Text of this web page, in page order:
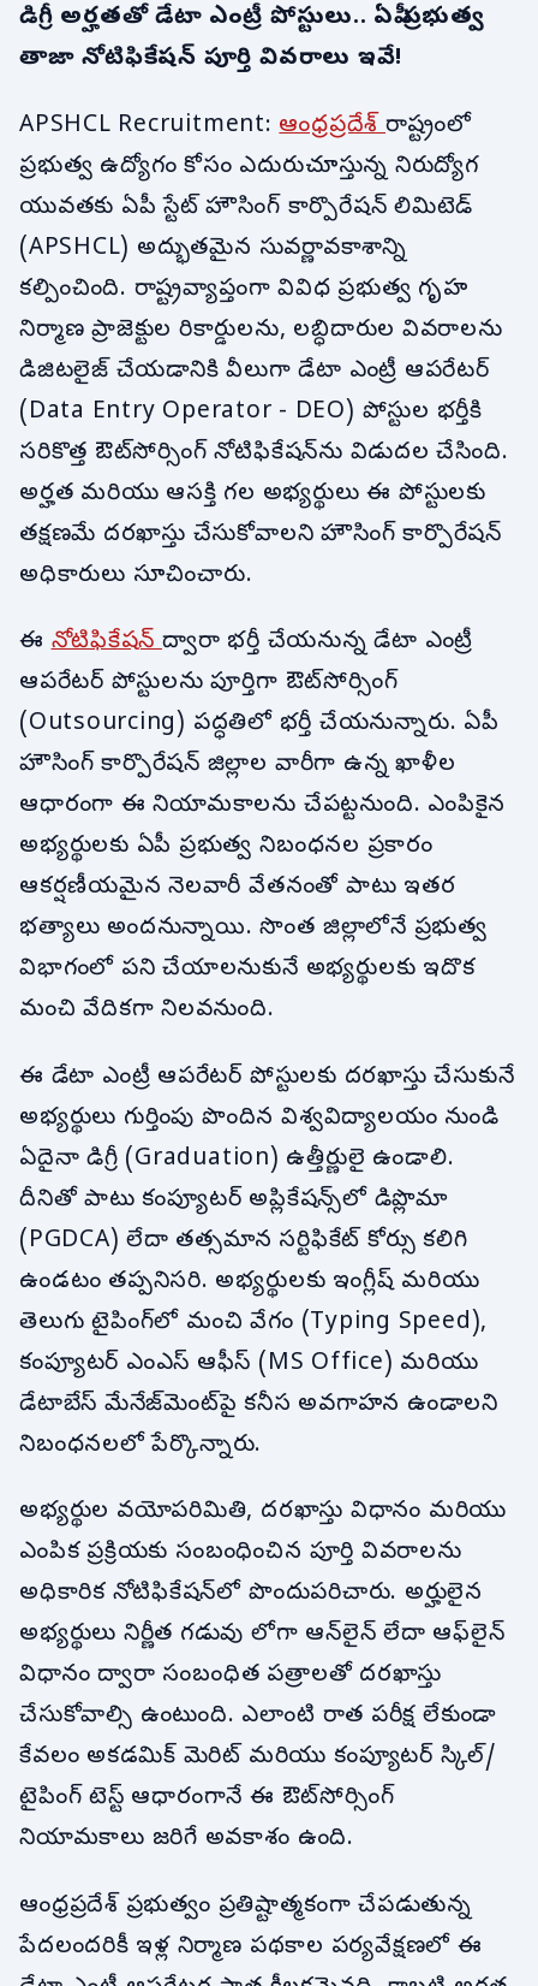
డిగ్రీ అర్హతతో డేటా ఎంట్రీ పోస్టులు.. ఏపీ ప్రభుత్వ
తాజా నోటిఫికేషన్ పూర్తి వివరాలు ఇవే!
APSHCL Recruitment:ఆంధ్రప్రదేశ్రాష్ట్రంలో
ప్రభుత్వ ఉద్యోగం కోసం ఎదురుచూస్తున్న నిరుద్యోగ
యువతకు ఏపీ స్టేట్ హౌసింగ్ కార్పొరేషన్ లిమిటెడ్
(APSHCL) అద్భుతమైన సువర్ణావకాశాన్ని
కల్పించింది. రాష్ట్రవ్యాప్తంగా వివిధ ప్రభుత్వ గృహ
నిర్మాణ ప్రాజెక్టుల రికార్డులను, లబ్ధిదారుల వివరాలను
డిజిటలైజ్ చేయడానికి వీలుగా డేటా ఎంట్రీ ఆపరేటర్
(Data Entry Operator - DEO) పోస్టుల భర్తీకి
సరికొత్త ఔట్‌సోర్సింగ్ నోటిఫికేషన్‌ను విడుదల చేసింది.
అర్హత మరియు ఆసక్తి గల అభ్యర్థులు ఈ పోస్టులకు
తక్షణమే దరఖాస్తు చేసుకోవాలని హౌసింగ్ కార్పొరేషన్
అధికారులు సూచించారు.
ఈనోటిఫికేషన్ద్వారా భర్తీ చేయనున్న డేటా ఎంట్రీ
ఆపరేటర్ పోస్టులను పూర్తిగా ఔట్‌సోర్సింగ్
(Outsourcing) పద్ధతిలో భర్తీ చేయనున్నారు. ఏపీ
హౌసింగ్ కార్పొరేషన్ జిల్లాల వారీగా ఉన్న ఖాళీల
ఆధారంగా ఈ నియామకాలను చేపట్టనుంది. ఎంపికైన
అభ్యర్థులకు ఏపీ ప్రభుత్వ నిబంధనల ప్రకారం
ఆకర్షణీయమైన నెలవారీ వేతనంతో పాటు ఇతర
భత్యాలు అందనున్నాయి. సొంత జిల్లాలోనే ప్రభుత్వ
విభాగంలో పని చేయాలనుకునే అభ్యర్థులకు ఇదొక
మంచి వేదికగా నిలవనుంది.
ఈ డేటా ఎంట్రీ ఆపరేటర్ పోస్టులకు దరఖాస్తు చేసుకునే
అభ్యర్థులు గుర్తింపు పొందిన విశ్వవిద్యాలయం నుండి
ఏదైనా డిగ్రీ (Graduation) ఉత్తీర్ణులై ఉండాలి.
దీనితో పాటు కంప్యూటర్ అప్లికేషన్స్‌లో డిప్లొమా
(PGDCA) లేదా తత్సమాన సర్టిఫికేట్ కోర్సు కలిగి
ఉండటం తప్పనిసరి. అభ్యర్థులకు ఇంగ్లీష్ మరియు
తెలుగు టైపింగ్‌లో మంచి వేగం (Typing Speed),
కంప్యూటర్ ఎంఎస్ ఆఫీస్ (MS Office) మరియు
డేటాబేస్ మేనేజ్‌మెంట్‌పై కనీస అవగాహన ఉండాలని
నిబంధనలలో పేర్కొన్నారు.
అభ్యర్థుల వయోపరిమితి, దరఖాస్తు విధానం మరియు
ఎంపిక ప్రక్రియకు సంబంధించిన పూర్తి వివరాలను
అధికారిక నోటిఫికేషన్‌లో పొందుపరిచారు. అర్హులైన
అభ్యర్థులు నిర్ణీత గడువు లోగా ఆన్‌లైన్ లేదా ఆఫ్‌లైన్
విధానం ద్వారా సంబంధిత పత్రాలతో దరఖాస్తు
చేసుకోవాల్సి ఉంటుంది. ఎలాంటి రాత పరీక్ష లేకుండా
కేవలం అకడమిక్ మెరిట్ మరియు కంప్యూటర్ స్కిల్/
టైపింగ్ టెస్ట్ ఆధారంగానే ఈ ఔట్‌సోర్సింగ్
నియామకాలు జరిగే అవకాశం ఉంది.
ఆంధ్రప్రదేశ్ ప్రభుత్వం ప్రతిష్టాత్మకంగా చేపడుతున్న
పేదలందరికీ ఇళ్ల నిర్మాణ పథకాల పర్యవేక్షణలో ఈ